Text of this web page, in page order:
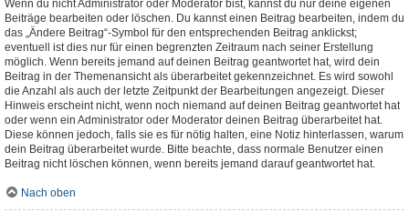
Wenn du nicht Administrator oder Moderator bist, kannst du nur deine eigenen
Beiträge bearbeiten oder löschen. Du kannst einen Beitrag bearbeiten, indem du
das „Ändere Beitrag“-Symbol für den entsprechenden Beitrag anklickst;
eventuell ist dies nur für einen begrenzten Zeitraum nach seiner Erstellung
möglich. Wenn bereits jemand auf deinen Beitrag geantwortet hat, wird dein
Beitrag in der Themenansicht als überarbeitet gekennzeichnet. Es wird sowohl
die Anzahl als auch der letzte Zeitpunkt der Bearbeitungen angezeigt. Dieser
Hinweis erscheint nicht, wenn noch niemand auf deinen Beitrag geantwortet hat
oder wenn ein Administrator oder Moderator deinen Beitrag überarbeitet hat.
Diese können jedoch, falls sie es für nötig halten, eine Notiz hinterlassen, warum
dein Beitrag überarbeitet wurde. Bitte beachte, dass normale Benutzer einen
Beitrag nicht löschen können, wenn bereits jemand darauf geantwortet hat.
Nach oben